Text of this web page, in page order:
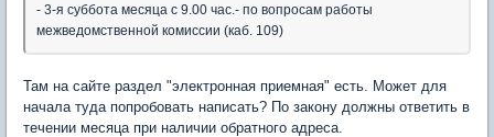
- 3-я суббота месяца с 9.00 час.- по вопросам работы
межведомственной комиссии (каб. 109)
Там на сайте раздел "электронная приемная" есть. Может для
начала туда попробовать написать? По закону должны ответить в
течении месяца при наличии обратного адреса.